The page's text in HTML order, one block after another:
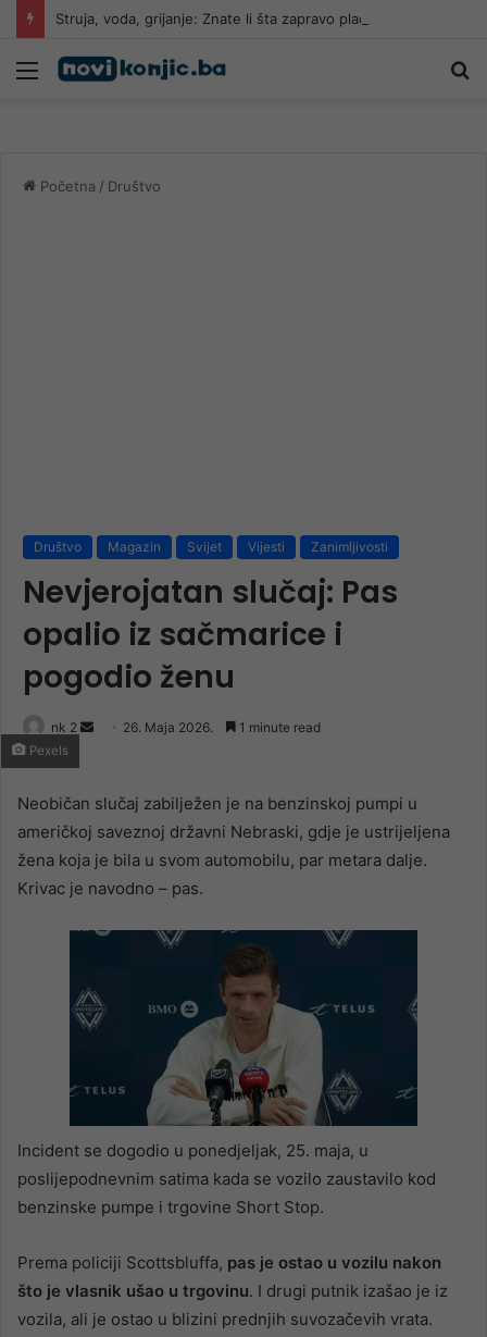
Meni
Početna / Društvo
Društvo Magazin Svijet Vijesti Zanimljivosti
Nevjerojatan slučaj: Pas
opalio iz sačmarice i
pogodio ženu
nk 2
Send 26. Maja 2026. 1 minute read
Pexels
Neobičan slučaj zabilježen je na benzinskoj pumpi u
američkoj saveznoj državni Nebraski, gdje je ustrijeljena
žena koja je bila u svom automobilu, par metara dalje.
Krivac je navodno – pas.
Incident se dogodio u ponedjeljak, 25. maja, u
poslijepodnevnim satima kada se vozilo zaustavilo kod
benzinske pumpe i trgovine Short Stop.
Prema policiji Scottsbluffa, pas je ostao u vozilu nakon
što je vlasnik ušao u trgovinu. I drugi putnik izašao je iz
vozila, ali je ostao u blizini prednjih suvozačevih vrata.